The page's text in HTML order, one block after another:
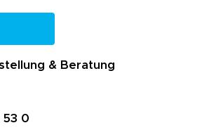
& Beratung
53 0